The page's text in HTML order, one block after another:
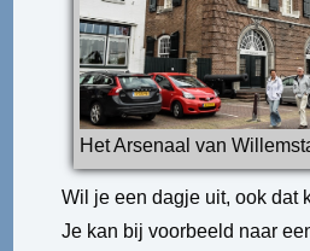
Het Arsenaal van
Wil je een dagje uit, ook dat
Je kan bij voorbeeld naar